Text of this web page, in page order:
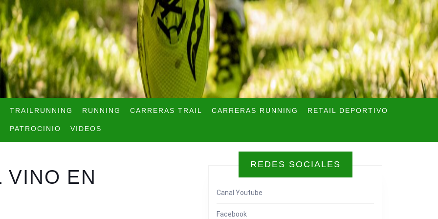
TRAILRUNNING RUNNING CARRERAS TRAIL CARRERAS RUNNING RETAIL DEPORTIVO
PATROCINIO VIDEOS
VINO EN
REDES SOCIALES
Canal Youtube
Facebook